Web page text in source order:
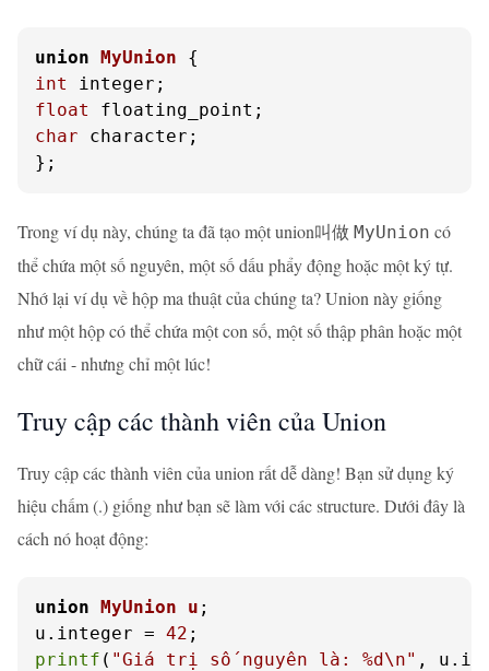
union MyUnion {
int
float
char character;
};
Trong ví dụ này, chúng ta đã tạo một union叫做 MyUnion có
thể chứa một số nguyên, một số dấu phẩy động hoặc một ký tự.
Nhớ lại ví dụ về hộp ma thuật của chúng ta? Union này giống
như một hộp có thể chứa một con số, một số thập phân hoặc một
chữ cái - nhưng chỉ một lúc!
Truy cập các thành viên của Union
Truy cập các thành viên của union rất dễ dàng! Bạn sử dụng ký
hiệu chấm (.) giống như bạn sẽ làm với các structure. Dưới đây là
cách nó hoạt động:
union MyUnion u ;
u.integer = 42
printf ( "Giá trị số nguyên là: %d\n" ,